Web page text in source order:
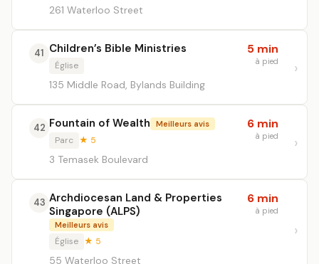
261 Waterloo Street
41 Children’s Bible Ministries
Église
135 Middle Road, Bylands Building
5 min
à pied
42 Fountain of Wealth Meilleurs avis
Parc ★ 5
3 Temasek Boulevard
6 min
à pied
43 Archdiocesan Land & Properties
Singapore (ALPS)
Meilleurs avis
Église ★ 5
55 Waterloo Street
6 min
à pied